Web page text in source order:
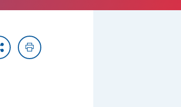
PartagerImprimer